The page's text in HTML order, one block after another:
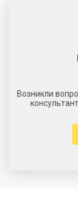
Возникли